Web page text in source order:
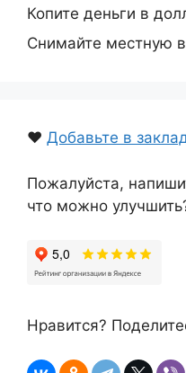
Копите деньги в
Снимайте местную
❤️ Добавьте в
Пожалуйста,
что можно
Нравится?